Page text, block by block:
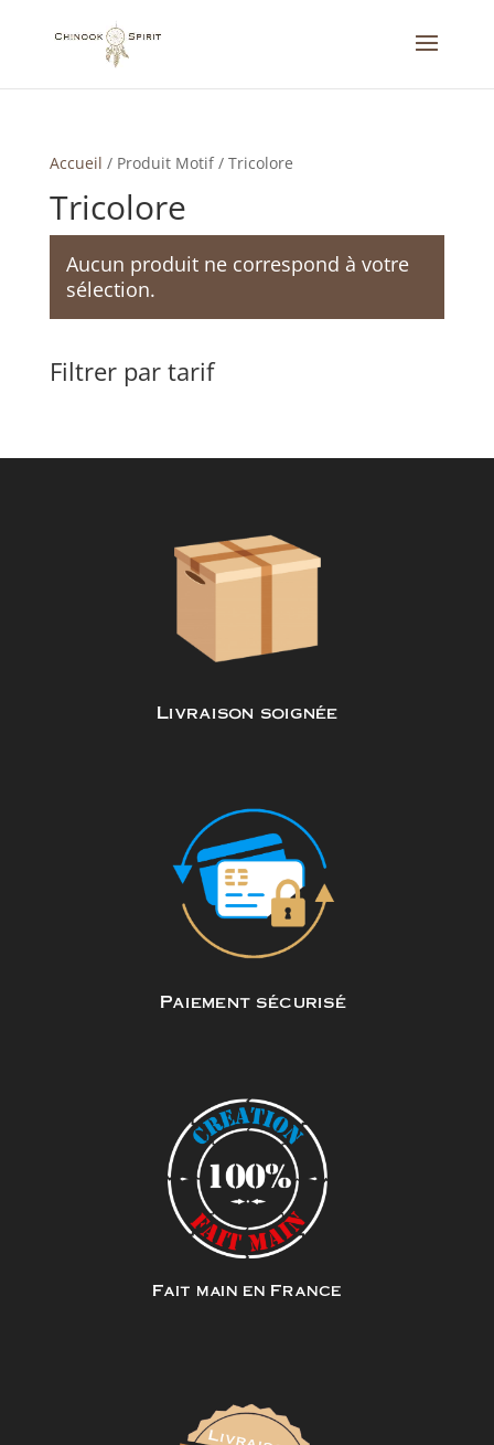
Accueil / Produit Motif/ Tricolore
Tricolore
Aucun produit ne correspond à votre
sélection.
Filtrer par tarif
Livraison soignée
Paiement sécurisé
Fait main en France